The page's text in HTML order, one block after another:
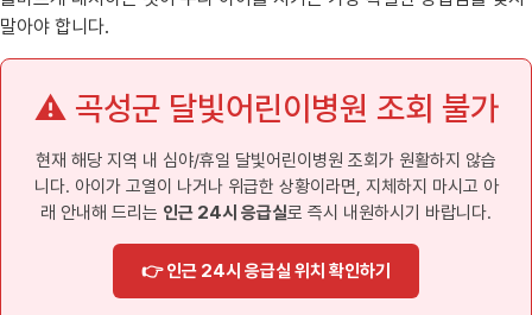
말아야 합니다.
⚠️ 곡성군 달빛어린이병원 조회 불가
현재 해당 지역 내 심야/휴일 달빛어린이병원 조회가 원활하지 않습
니다. 아이가 고열이 나거나 위급한 상황이라면, 지체하지 마시고 아
래 안내해 드리는 인근 24시 응급실로 즉시 내원하시기 바랍니다.
👉 인근 24시 응급실 위치 확인하기